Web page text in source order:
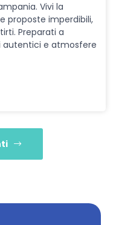
Vivi la
proposte imperdibili,
Preparati a
autentici e atmosfere